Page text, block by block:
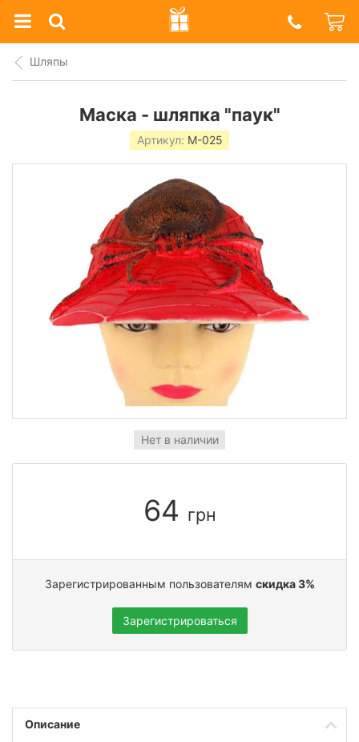
Prazdnik
Shop
Шляпы
Маска - шляпка "паук"
Артикул: M-025
Нет в наличии
64 грн
Зарегистрированным пользователям скидка 3%
Зарегистрироваться
Описание